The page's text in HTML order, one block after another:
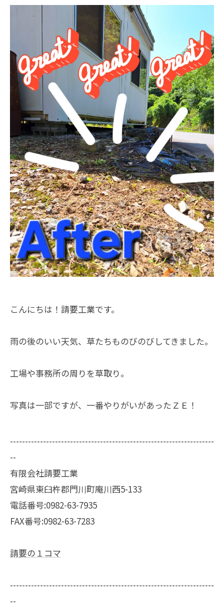
こんにちは！請要工業です。
雨の後のいい天気、草たちものびのびしてきました。
工場や事務所の周りを草取り。
写真は一部ですが、一番やりがいがあったＺＥ！
--------------------------------------------------------------------
--
有限会社請要工業
宮崎県東臼杵郡門川町庵川西5-133
電話番号:0982-63-7935
FAX番号:0982-63-7283
請要の１コマ
--------------------------------------------------------------------
--